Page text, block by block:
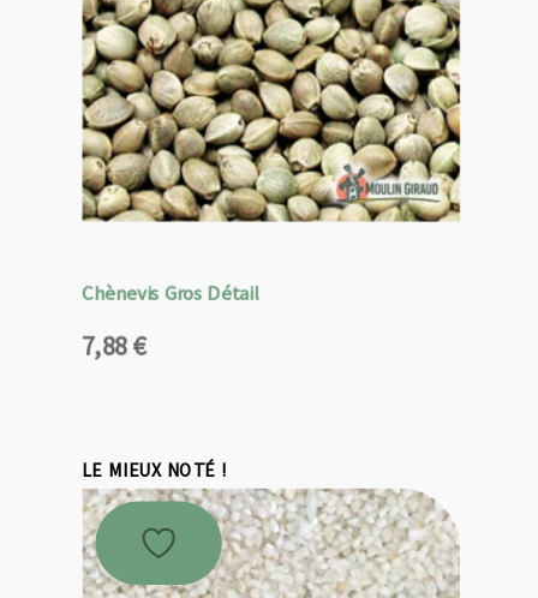
Chènevis Gros Détail
7,88€
LE MIEUX NOTÉ !